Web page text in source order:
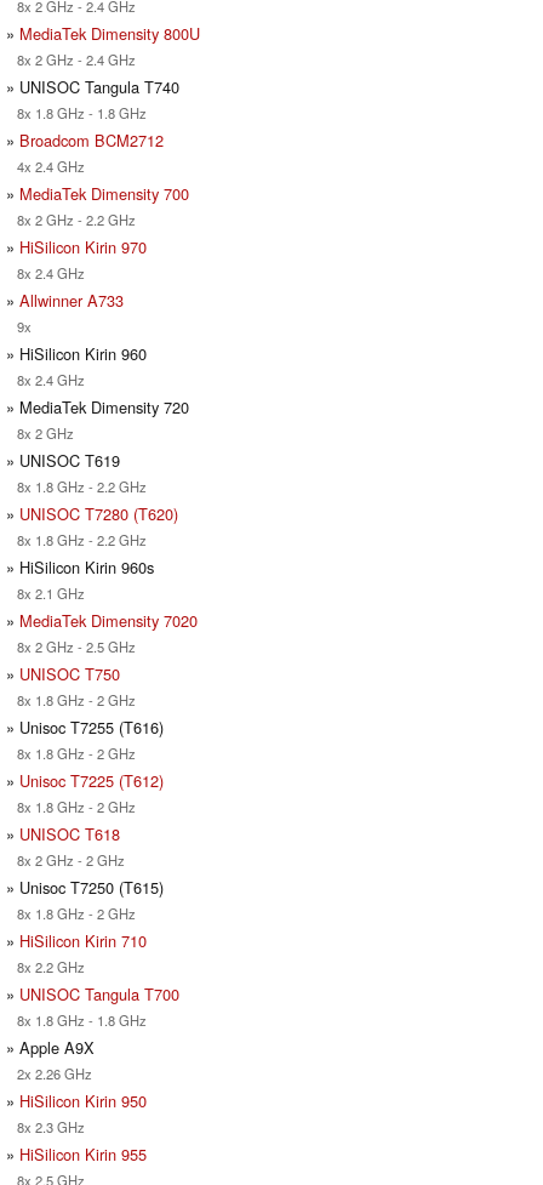
8x 2 GHz - 2.4 GHz
» MediaTek Dimensity 800U
8x 2 GHz - 2.4 GHz
» UNISOC Tangula T740
8x 1.8 GHz - 1.8 GHz
» Broadcom BCM2712
4x 2.4 GHz
» MediaTek Dimensity 700
8x 2 GHz - 2.2 GHz
» HiSilicon Kirin 970
8x 2.4 GHz
» Allwinner A733
9x
» HiSilicon Kirin 960
8x 2.4 GHz
» MediaTek Dimensity 720
8x 2 GHz
» UNISOC T619
8x 1.8 GHz - 2.2 GHz
» UNISOC T7280 (T620)
8x 1.8 GHz - 2.2 GHz
» HiSilicon Kirin 960s
8x 2.1 GHz
» MediaTek Dimensity 7020
8x 2 GHz - 2.5 GHz
» UNISOC T750
8x 1.8 GHz - 2 GHz
» Unisoc T7255 (T616)
8x 1.8 GHz - 2 GHz
» Unisoc T7225 (T612)
8x 1.8 GHz - 2 GHz
» UNISOC T618
8x 2 GHz - 2 GHz
» Unisoc T7250 (T615)
8x 1.8 GHz - 2 GHz
» HiSilicon Kirin 710
8x 2.2 GHz
» UNISOC Tangula T700
8x 1.8 GHz - 1.8 GHz
» Apple A9X
2x 2.26 GHz
» HiSilicon Kirin 950
8x 2.3 GHz
» HiSilicon Kirin 955
8x 2.5 GHz